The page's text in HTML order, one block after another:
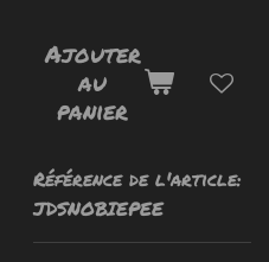
Ajouter
au
panier
Référence de l'article:
JDSNOBIEPEE